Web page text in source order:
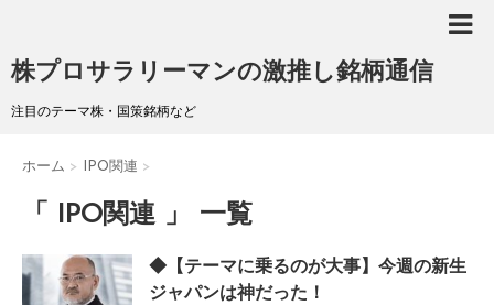
株プロサラリーマンの激推し銘柄通信
注目のテーマ株・国策銘柄など
ホーム > IPO関連 >
「 IPO関連 」 一覧
◆【テーマに乗るのが大事】今週の新生
ジャパンは神だった！